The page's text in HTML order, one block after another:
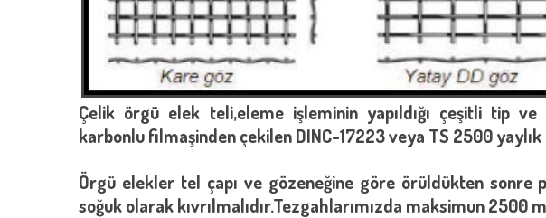
Çelik örgü elek teli,eleme işleminin yapıldığı çeşitli tip ve
karbonlu filmaşinden çekilen DINC-17223 veya TS 2500
Örgü elekler tel çapı ve gözeneğine göre örüldükten
soğuk olarak kıvrılmalıdır.Tezgahlarımızda maksimun 2500